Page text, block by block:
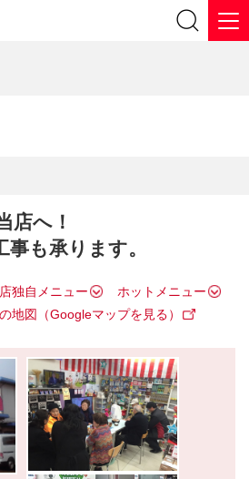
店へ！
も承ります。
独自メニュー
ホットメニュー
地図（Googleマップを見る）